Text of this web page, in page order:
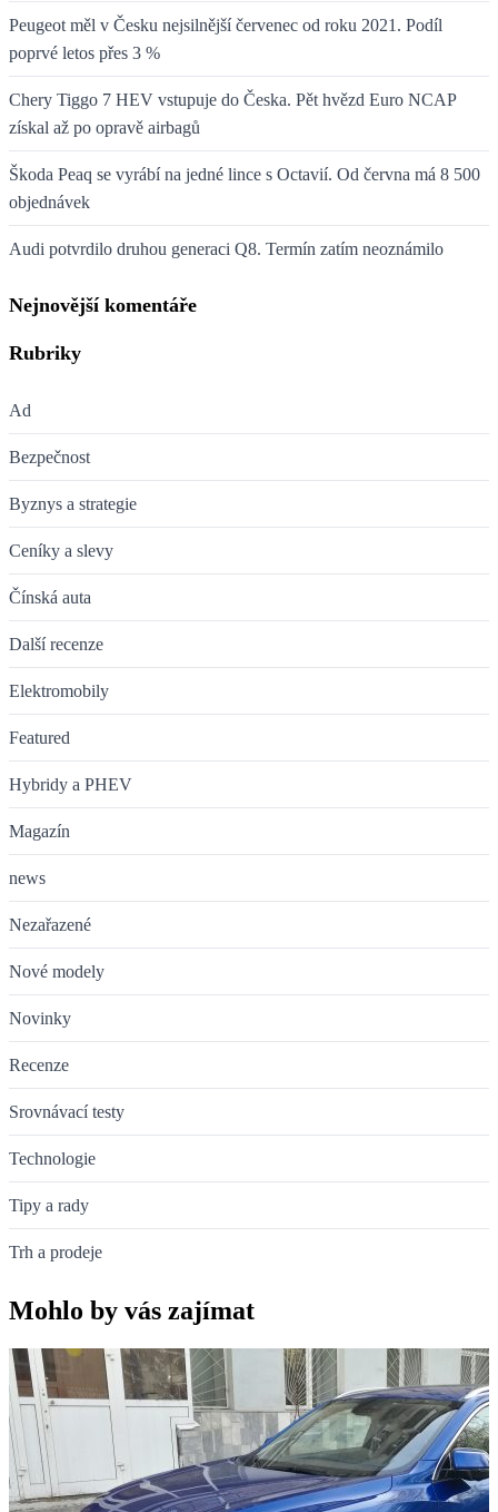
Peugeot měl v Česku nejsilnější červenec od roku 2021. Podíl
poprvé letos přes 3 %
Chery Tiggo 7 HEV vstupuje do Česka. Pět hvězd Euro NCAP
získal až po opravě airbagů
Škoda Peaq se vyrábí na jedné lince s Octavií. Od června má 8 500
objednávek
Audi potvrdilo druhou generaci Q8. Termín zatím neoznámilo
Nejnovější komentáře
Rubriky
Ad
Bezpečnost
Byznys a strategie
Ceníky a slevy
Čínská auta
Další recenze
Elektromobily
Featured
Hybridy a PHEV
Magazín
news
Nezařazené
Nové modely
Novinky
Recenze
Srovnávací testy
Technologie
Tipy a rady
Trh a prodeje
Mohlo by vás zajímat